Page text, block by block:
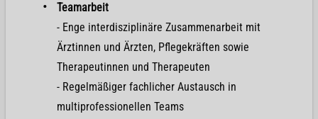
Teamarbeit
- Enge interdisziplinäre Zusammenarbeit mit
Ärztinnen und Ärzten, Pflegekräften sowie
Therapeutinnen und Therapeuten
- Regelmäßiger fachlicher Austausch in
multiprofessionellen Teams